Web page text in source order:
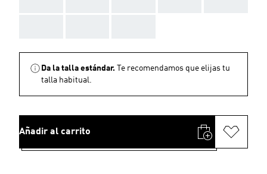
Da la talla estándar.
Te recomendamos que elijas tu
talla habitual.
Añadir al carrito